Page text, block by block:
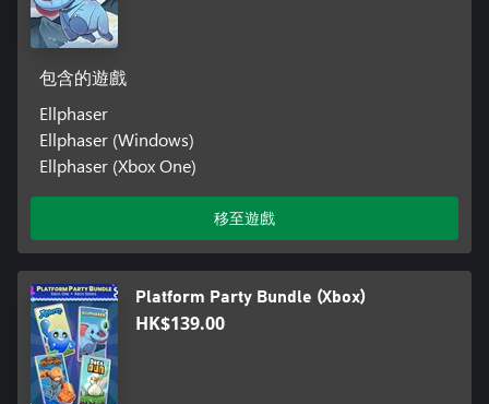
包含的遊戲
Ellphaser
Ellphaser (Windows)
Ellphaser (Xbox One)
移至遊戲
Platform Party Bundle (Xbox)
HK$139.00